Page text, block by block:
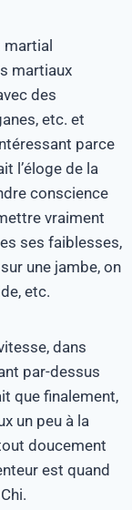
martial
martiaux
des
etc. et
parce
l’éloge de la
conscience
vraiment
ses faiblesses,
une jambe, on
etc.
dans
par-dessus
que finalement,
un peu à la
doucement
est quand